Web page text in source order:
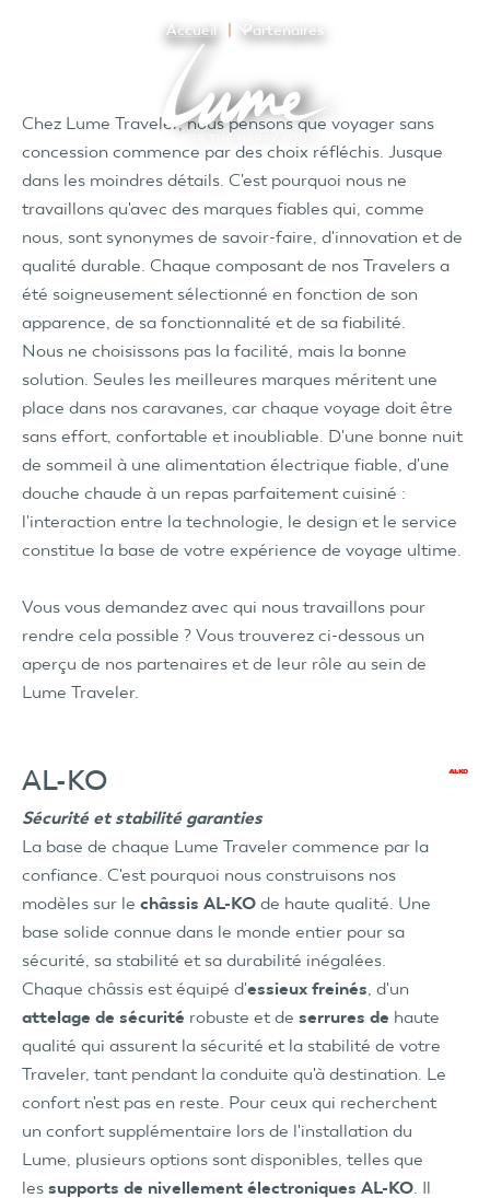
Accueil Partenaires
Chez Lume Traveler, nous pensons que voyager sans
concession commence par des choix réfléchis. Jusque
dans les moindres détails. C'est pourquoi nous ne
travaillons qu'avec des marques fiables qui, comme
nous, sont synonymes de savoir-faire, d'innovation et de
qualité durable. Chaque composant de nos Travelers a
été soigneusement sélectionné en fonction de son
apparence, de sa fonctionnalité et de sa fiabilité.
Nous ne choisissons pas la facilité, mais la bonne
solution. Seules les meilleures marques méritent une
place dans nos caravanes, car chaque voyage doit être
sans effort, confortable et inoubliable. D'une bonne nuit
de sommeil à une alimentation électrique fiable, d'une
douche chaude à un repas parfaitement cuisiné :
l'interaction entre la technologie, le design et le service
constitue la base de votre expérience de voyage ultime.
Vous vous demandez avec qui nous travaillons pour
rendre cela possible ? Vous trouverez ci-dessous un
aperçu de nos partenaires et de leur rôle au sein de
Lume Traveler.
AL-KO
Sécurité et stabilité garanties
La base de chaque Lume Traveler commence par la
confiance. C'est pourquoi nous construisons nos
modèles sur le châssis AL-KOde haute qualité. Une
base solide connue dans le monde entier pour sa
sécurité, sa stabilité et sa durabilité inégalées.
Chaque châssis est équipé d'essieux freinés, d'un
attelage de sécurité robuste et de serrures de haute
qualité qui assurent la sécurité et la stabilité de votre
Traveler, tant pendant la conduite qu'à destination. Le
confort n'est pas en reste. Pour ceux qui recherchent
un confort supplémentaire lors de l'installation du
Lume, plusieurs options sont disponibles, telles que
lessupports de nivellement électroniques AL-KO. Il